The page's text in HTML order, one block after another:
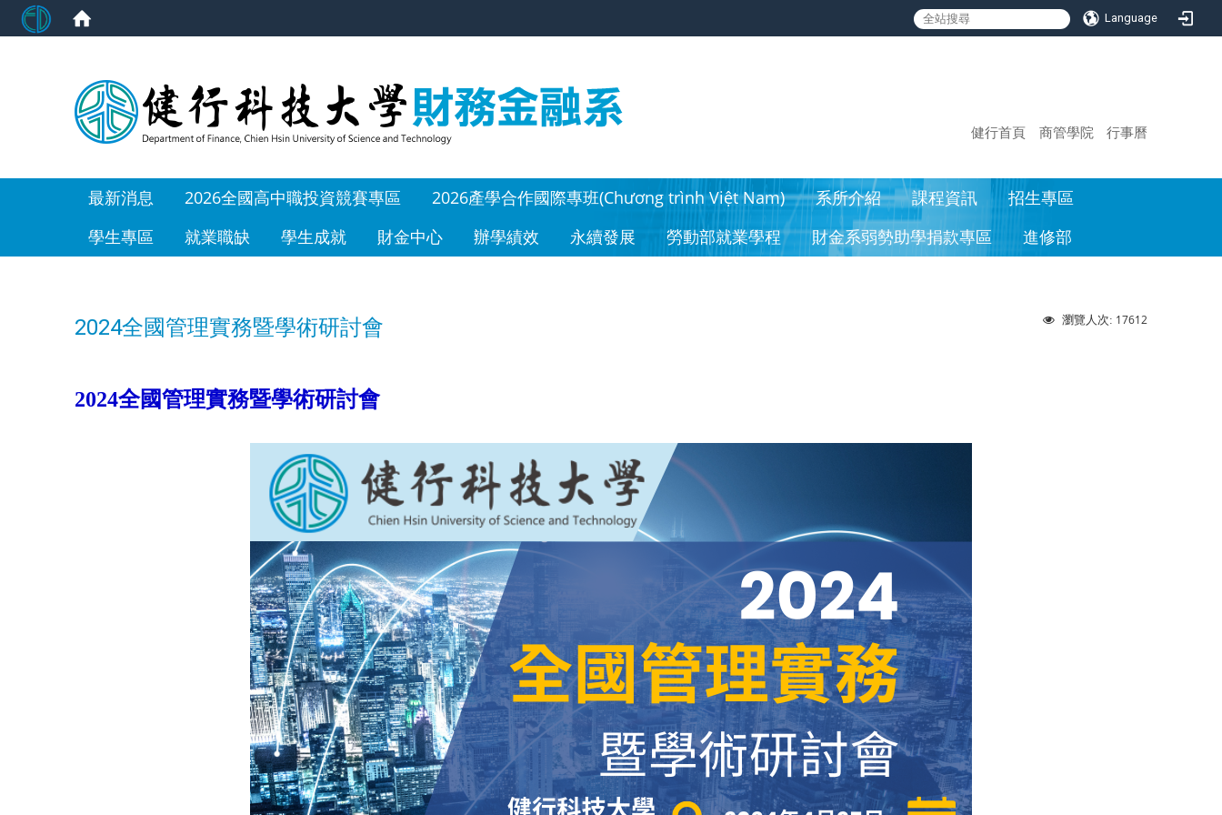
Language
健行首頁
商管學院 行事曆
最新消息 2026全國高中職投資競賽專區 2026產學合作國際專班(Chương trình Việt Nam) 系所介紹 課程資訊
招生專區
學生專區
就業職缺 學生成就 財金中心 辦學績效 永續發展 勞動部就業學程 財金系弱勢助學捐款專區 進修部
瀏覽人次: 17612
2024全國管理實務暨學術研討會
2024全國管理實務暨學術研討會